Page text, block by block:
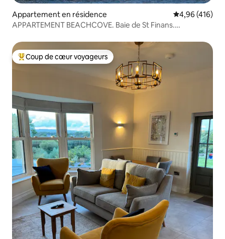
Appartement en résidence Évaluation
4,96 (416)
APPARTEMENT BEACHCOVE. Baie de St Finans.
Coups de cœur voyageurs les plus appréciés
Coup de cœur voyageurs